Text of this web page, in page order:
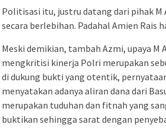
Politisasi itu, justru datang dari pihak
secara berlebihan. Padahal Amien Rais
Meski demikian, tambah Azmi, upaya M
mengkritisi kinerja Polri merupakan
di dukung bukti yang otentik,
menyatakan adanya aliran dana dari
merupakan tuduhan dan fitnah yang
buktikan sehingga sarat dengan